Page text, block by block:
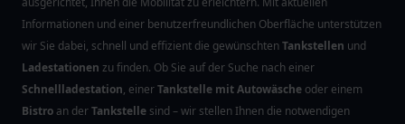
Informationen und einer benutzerfreundlichen Oberfläche unterstützen
wir Sie dabei, schnell und effizient die gewünschtenTankstellen und
Ladestationen zu finden. Ob Sie auf der Suche nach einer
Schnellladestation, einerTankstelle mit Autowäsche oder einem
Bistro an derTankstelle sind – wir stellen Ihnen die notwendigen